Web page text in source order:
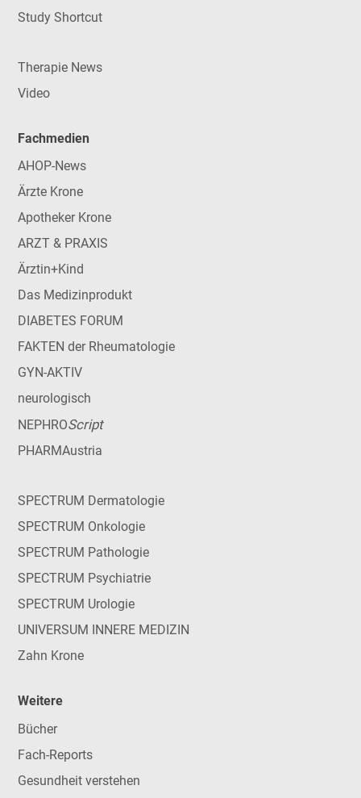
Study Shortcut
Therapie News
Video
Fachmedien
AHOP-News
Ärzte Krone
Apotheker Krone
ARZT & PRAXIS
Ärztin+Kind
Das Medizinprodukt
DIABETES FORUM
FAKTEN der Rheumatologie
GYN-AKTIV
neurologisch
NEPHROScript
PHARMAustria
SPECTRUM Dermatologie
SPECTRUM Onkologie
SPECTRUM Pathologie
SPECTRUM Psychiatrie
SPECTRUM Urologie
UNIVERSUM INNERE MEDIZIN
Zahn Krone
Weitere
Bücher
Fach-Reports
Gesundheit verstehen